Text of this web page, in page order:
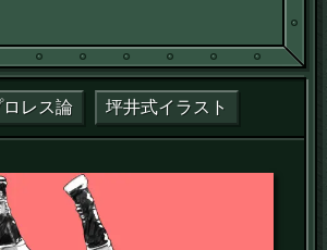
リー：
ロレス論 坪井式イラスト